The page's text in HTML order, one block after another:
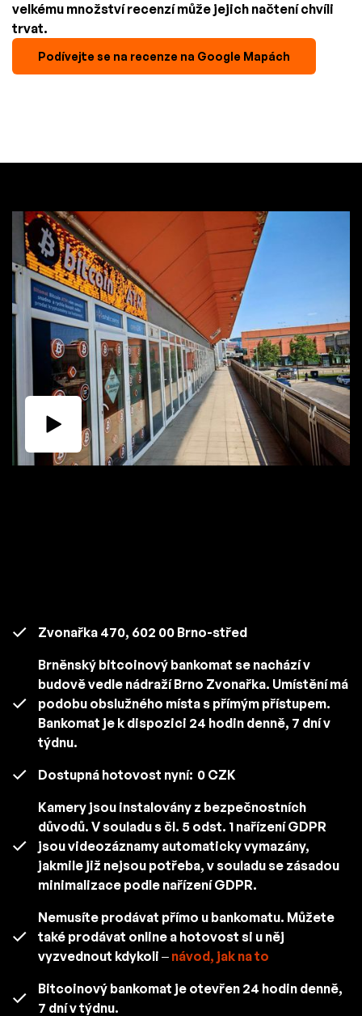
velkému množství recenzí může jejich načtení chvíli
trvat.
Podívejte se na recenze na Google Mapách
Zvonařka 470, 602 00 Brno-střed
Brněnský bitcoinový bankomat se nachází v
budově vedle nádraží Brno Zvonařka. Umístění má
podobu obslužného místa s přímým přístupem.
Bankomat je k dispozici 24 hodin denně, 7 dní v
týdnu.
Dostupná hotovost nyní: 0 CZK
Kamery jsou instalovány z bezpečnostních
důvodů. V souladu s čl. 5 odst. 1 nařízení GDPR
jsou videozáznamy automaticky vymazány,
jakmile již nejsou potřeba, v souladu se zásadou
minimalizace podle nařízení GDPR.
Nemusíte prodávat přímo u bankomatu. Můžete
také prodávat online a hotovost si u něj
vyzvednout kdykoli – návod, jak na to
Bitcoinový bankomat je otevřen 24 hodin denně,
7 dní v týdnu.